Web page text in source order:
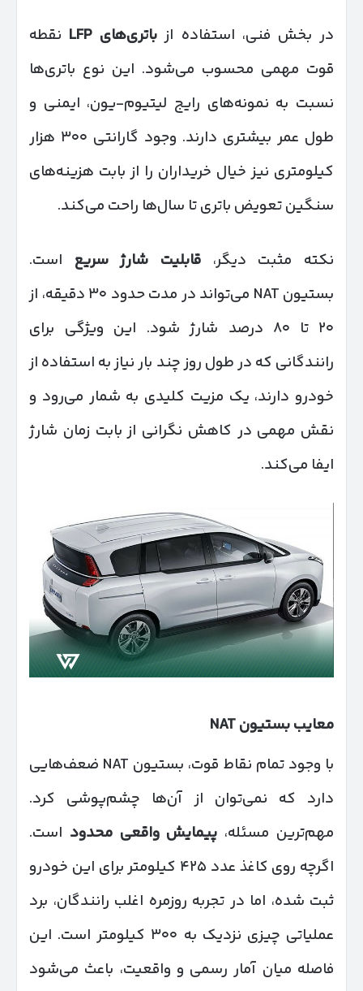
در بخش فنی، استفاده از باتری‌های
نقطه
قوت مهمی محسوب می‌شود. این نوع باتری‌ها
نسبت به نمونه‌های رایج لیتیوم-یون، ایمنی و
طول عمر بیشتری دارند. وجود گارانتی ۳۰۰ هزار
کیلومتری نیز خیال خریداران را از بابت هزینه‌های
سنگین تعویض باتری تا سال‌ها راحت می‌کند.
نکته مثبت دیگر، قابلیت شارژ سریع است.
بستیون NAT می‌تواند در مدت حدود ۳۰ دقیقه، از
۲۰ تا ۸۰ درصد شارژ شود. این ویژگی برای
رانندگانی که در طول روز چند بار نیاز به استفاده از
خودرو دارند، یک مزیت کلیدی به شمار می‌رود و
نقش مهمی در کاهش نگرانی از بابت زمان شارژ
ایفا می‌کند.
معایب بستیون
با وجود تمام نقاط قوت، بستیون NAT ضعف‌هایی
دارد که نمی‌توان از آن‌ها چشم‌پوشی کرد.
مهم‌ترین مسئله، پیمایش واقعی محدود است.
اگرچه روی کاغذ عدد ۴۲۵ کیلومتر برای این خودرو
ثبت شده، اما در تجربه روزمره اغلب رانندگان، برد
عملیاتی چیزی نزدیک به ۳۰۰ کیلومتر است. این
فاصله میان آمار رسمی و واقعیت، باعث می‌شود